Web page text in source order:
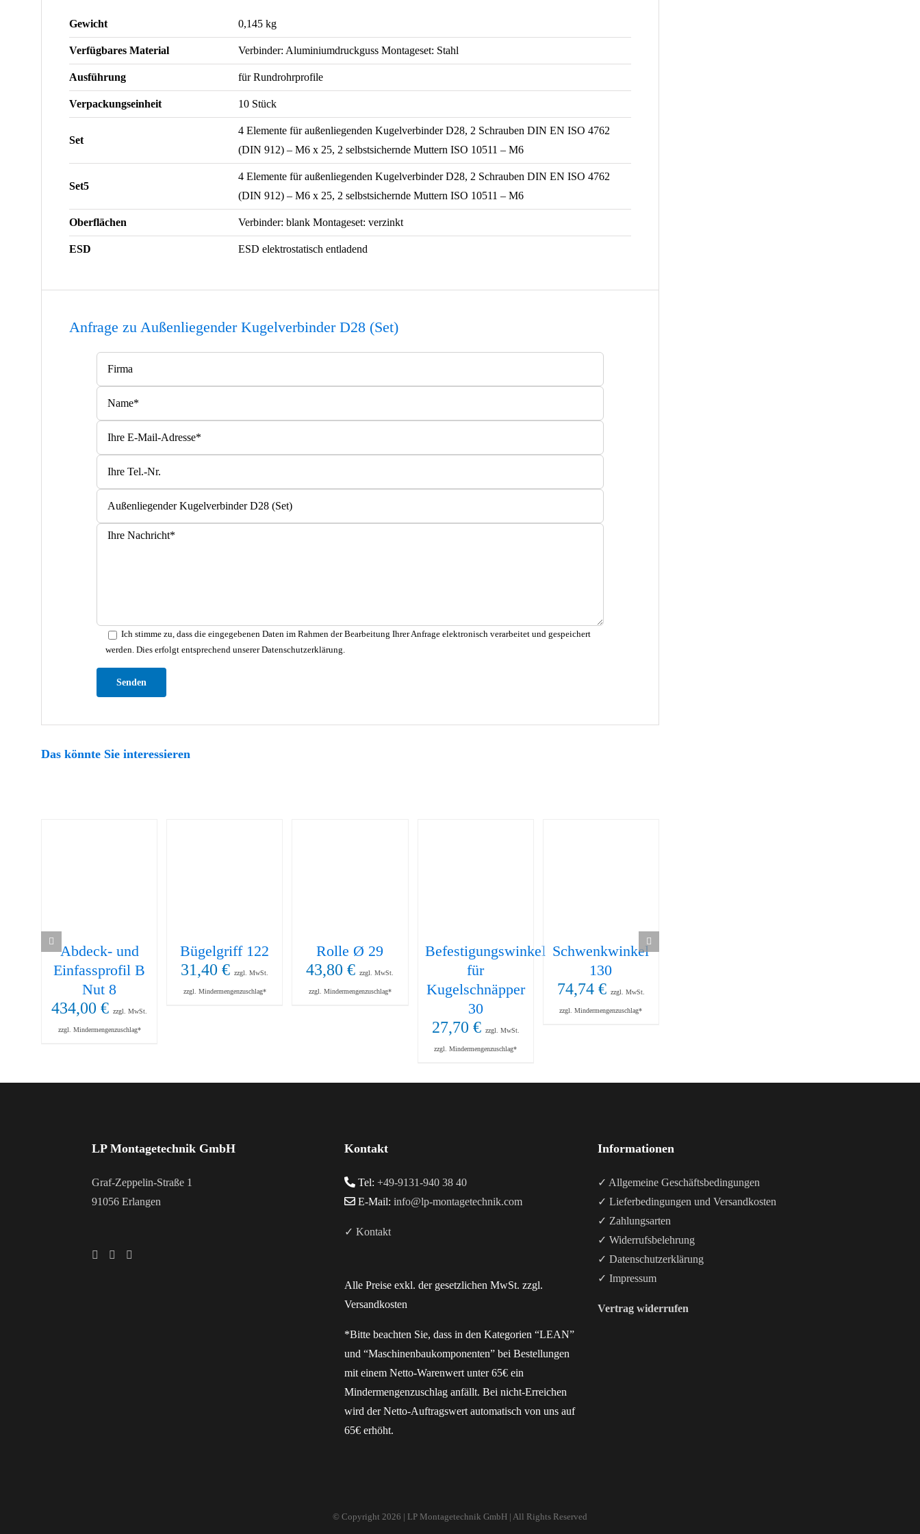
Gewicht 0,145 kg
Verfügbares Material Verbinder: Aluminiumdruckguss Montageset: Stahl
Ausführung für Rundrohrprofile
Verpackungseinheit 10 Stück
Set
4 Elemente für außenliegenden Kugelverbinder D28, 2 Schrauben DIN EN ISO 4762
(DIN 912) – M6 x 25, 2 selbstsichernde Muttern ISO 10511 – M6
Set5
4 Elemente für außenliegenden Kugelverbinder D28, 2 Schrauben DIN EN ISO 4762
(DIN 912) – M6 x 25, 2 selbstsichernde Muttern ISO 10511 – M6
Oberflächen Verbinder: blank Montageset: verzinkt
ESD ESD elektrostatisch entladend
Anfrage zu Außenliegender Kugelverbinder D28 (Set)
Ich stimme zu, dass die eingegebenen Daten im Rahmen der Bearbeitung Ihrer Anfrage elektronisch verarbeitet und gespeichert
werden. Dies erfolgt entsprechend unserer Datenschutzerklärung.
Das könnte Sie interessieren
Abdeck- und
Einfassprofil B
Nut 8
434,00€ zzgl. MwSt.
zzgl. Mindermengenzuschlag*
Bügelgriff 122
31,40€ zzgl. MwSt.
zzgl. Mindermengenzuschlag*
Rolle Ø 29
43,80€ zzgl. MwSt.
zzgl. Mindermengenzuschlag*
Befestigungswinkel
für
Kugelschnäpper
30
27,70 € zzgl. MwSt.
zzgl. Mindermengenzuschlag*
Schwenkwinkel
130
74,74 € zzgl. MwSt.
zzgl. Mindermengenzuschlag*
LP Montagetechnik GmbH
Graf-Zeppelin-Straße 1
91056 Erlangen
Kontakt
Tel:+49-9131-940 38 40
E-Mail:info@lp-montagetechnik.com
✓ Kontakt
Alle Preise exkl. der gesetzlichen MwSt. zzgl.
Versandkosten
*Bitte beachten Sie, dass in den Kategorien “LEAN”
und “Maschinenbaukomponenten” bei Bestellungen
mit einem Netto-Warenwert unter 65€ ein
Mindermengenzuschlag anfällt. Bei nicht-Erreichen
wird der Netto-Auftragswert automatisch von uns auf
65€ erhöht.
Informationen
✓ Allgemeine Geschäftsbedingungen
✓ Lieferbedingungen und Versandkosten
✓ Zahlungsarten
✓ Widerrufsbelehrung
✓ Datenschutzerklärung
✓ Impressum
Vertrag widerrufen
© Copyright 2026 | LP Montagetechnik GmbH | All Rights Reserved